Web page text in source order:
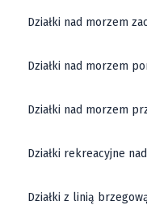
Działki nad morzem
Działki nad morzem
Działki nad morzem
Działki rekreacyjne
Działki z linią